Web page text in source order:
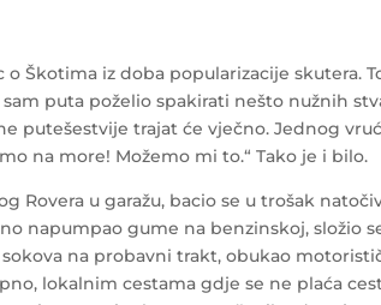
Škotima iz doba popularizacije skutera.
puta poželio spakirati nešto nužnih
putešestvije trajat će vječno. Jednog
na more! Možemo mi to.“ Tako je i bilo.
Rovera u garažu, bacio se u trošak
napumpao gume na benzinskoj, složio
na probavni trakt, obukao
lokalnim cestama gdje se ne plaća